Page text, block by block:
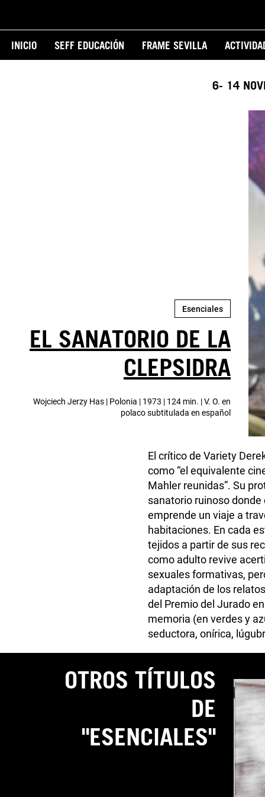
principal
Main
INICIO SEFF EDUCACIÓN FRAME SEVILLA
6- 14
Esenciales
EL SANATORIO DE LA
CLEPSIDRA
Wojciech Jerzy Has | Polonia | 1973 | 124 min. | V. O. en
polaco subtitulada en español
El crítico de Variety
como “el equivalente
Mahler reunidas”. Su
sanatorio ruinoso
emprende un viaje a
habitaciones. En cada
tejidos a partir de sus
como adulto revive
sexuales formativas,
adaptación de los
del Premio del Jurado
memoria (en verdes y
seductora, onírica,
OTROS TÍTULOS
DE
"ESENCIALES"